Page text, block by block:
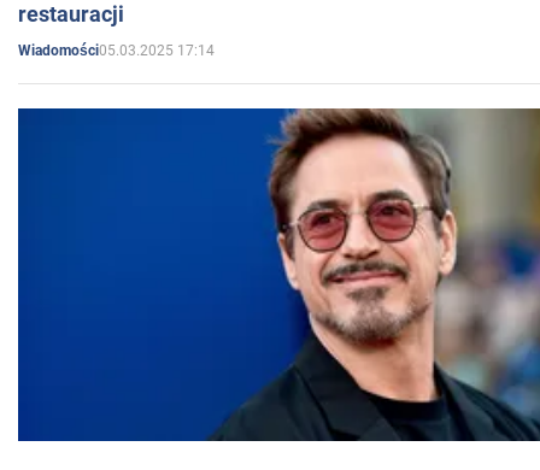
restauracji
Wiadomości05.03.2025 17:14